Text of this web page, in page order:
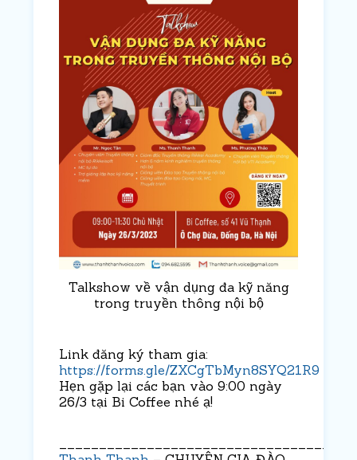
Talkshow về vận dụng đa kỹ năng
trong truyền thông nội bộ
Link đăng ký tham gia:
https://forms.gle/ZXCgTbMyn8SYQ21R9
Hẹn gặp lại các bạn vào 9:00 ngày
26/3 tại Bi Coffee nhé ạ!